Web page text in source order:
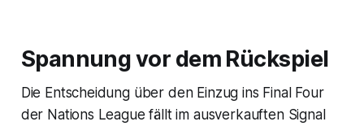
Spannung vor dem Rückspiel
Die Entscheidung über den Einzug ins Final Four
der Nations League fällt im ausverkauften Signal